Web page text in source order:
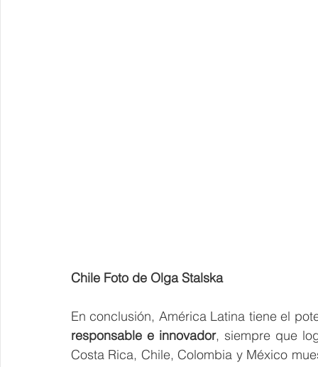
Chile Foto de Olga Stalska
En conclusión, América Latina tiene el
responsable e innovador, siempre que
Costa Rica, Chile, Colombia y México